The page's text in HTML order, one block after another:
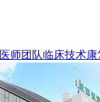
医师团队临床技术康